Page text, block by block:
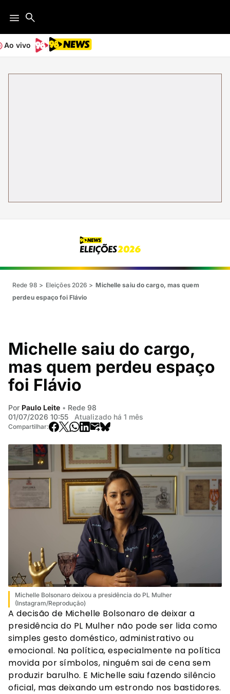
Ao vivo
Rede 98 > Eleições 2026 > Michelle saiu do cargo, mas quem
perdeu espaço foi Flávio
Michelle saiu do cargo,
mas quem perdeu espaço
foi Flávio
Por Paulo Leite • Rede 98
01/07/2026 10:55
Atualizado há 1 mês
Compartilhar:
Michelle Bolsonaro deixou a presidência do PL Mulher
(Instagram/Reprodução)
A decisão de Michelle Bolsonaro de deixar a
presidência do PL Mulher não pode ser lida como
simples gesto doméstico, administrativo ou
emocional. Na política, especialmente na política
movida por símbolos, ninguém sai de cena sem
produzir barulho. E Michelle saiu fazendo silêncio
oficial, mas deixando um estrondo nos bastidores.